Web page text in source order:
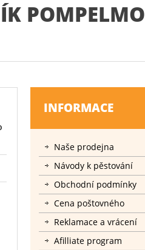
POMPELMO
INFORMACE
Naše prodejna
Návody k pěstování
Obchodní podmínky
Cena poštovného
Reklamace a vrácení
Afilliate program